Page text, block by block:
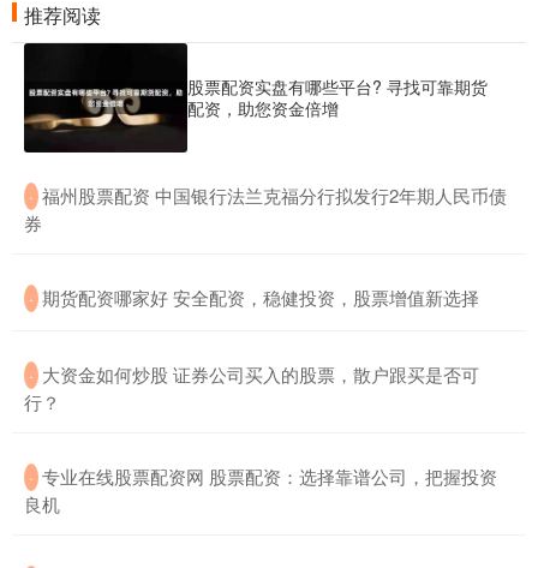
推荐阅读
股票配资实盘有哪些平台? 寻找可靠期货
配资，助您资金倍增
· ​福州股票配资 中国银行法兰克福分行拟发行2年期人民币债
券
· ​期货配资哪家好 安全配资，稳健投资，股票增值新选择
· ​大资金如何炒股 证券公司买入的股票，散户跟买是否可
行？
· ​专业在线股票配资网 股票配资：选择靠谱公司，把握投资
良机